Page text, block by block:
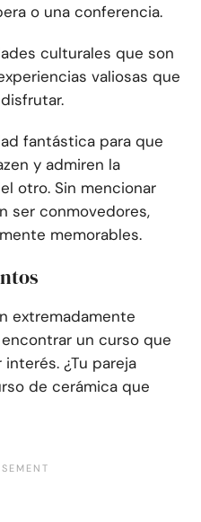
o una conferencia.
culturales que son
valiosas que
fantástica para que
y admiren la
otro. Sin mencionar
ser conmovedores,
memorables.
extremadamente
un curso que
¿Tu pareja
de cerámica que